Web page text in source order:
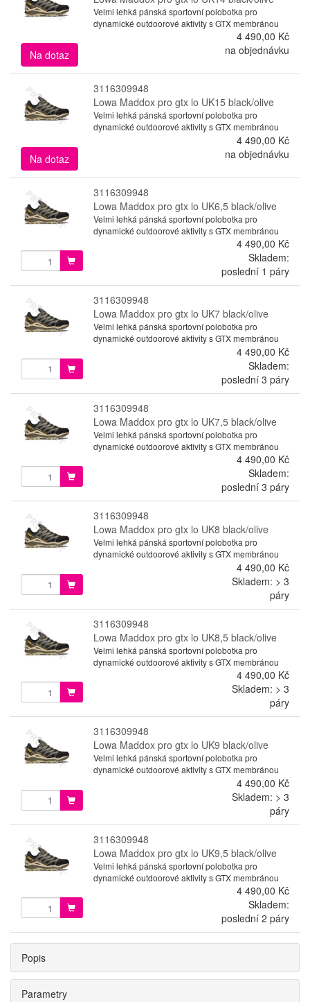
Velmi lehká pánská sportovní polobotka pro
dynamické outdoorové aktivity s GTX membránou
4 490,00 Kč
Na dotaz
na objednávku
3116309948
Lowa Maddox pro gtx lo UK15 black/olive
Velmi lehká pánská sportovní polobotka pro
dynamické outdoorové aktivity s GTX membránou
4 490,00 Kč
Na dotaz
na objednávku
3116309948
Lowa Maddox pro gtx lo UK6,5 black/olive
Velmi lehká pánská sportovní polobotka pro
dynamické outdoorové aktivity s GTX membránou
4 490,00 Kč
Skladem:
poslední 1 páry
3116309948
Lowa Maddox pro gtx lo UK7 black/olive
Velmi lehká pánská sportovní polobotka pro
dynamické outdoorové aktivity s GTX membránou
4 490,00 Kč
Skladem:
poslední 3 páry
3116309948
Lowa Maddox pro gtx lo UK7,5 black/olive
Velmi lehká pánská sportovní polobotka pro
dynamické outdoorové aktivity s GTX membránou
4 490,00 Kč
Skladem:
poslední 3 páry
3116309948
Lowa Maddox pro gtx lo UK8 black/olive
Velmi lehká pánská sportovní polobotka pro
dynamické outdoorové aktivity s GTX membránou
4 490,00 Kč
Skladem: > 3
páry
3116309948
Lowa Maddox pro gtx lo UK8,5 black/olive
Velmi lehká pánská sportovní polobotka pro
dynamické outdoorové aktivity s GTX membránou
4 490,00 Kč
Skladem: > 3
páry
3116309948
Lowa Maddox pro gtx lo UK9 black/olive
Velmi lehká pánská sportovní polobotka pro
dynamické outdoorové aktivity s GTX membránou
4 490,00 Kč
Skladem: > 3
páry
3116309948
Lowa Maddox pro gtx lo UK9,5 black/olive
Velmi lehká pánská sportovní polobotka pro
dynamické outdoorové aktivity s GTX membránou
4 490,00 Kč
Skladem:
poslední 2 páry
Popis
Parametry